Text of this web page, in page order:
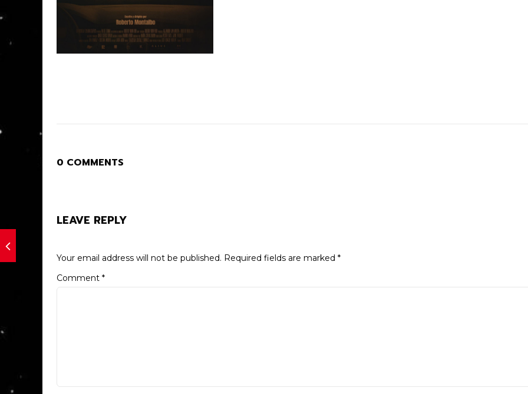
0 COMMENTS
LEAVE REPLY
Your email address will not be published. Required fields are marked *
Comment *